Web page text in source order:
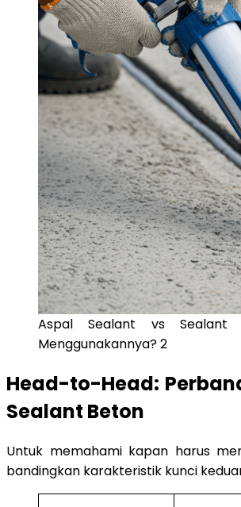
Aspal Sealant vs Sealant
Menggunakannya? 2
Head-to-Head:
Sealant Beton
Untuk memahami kapan harus
bandingkan karakteristik kunci